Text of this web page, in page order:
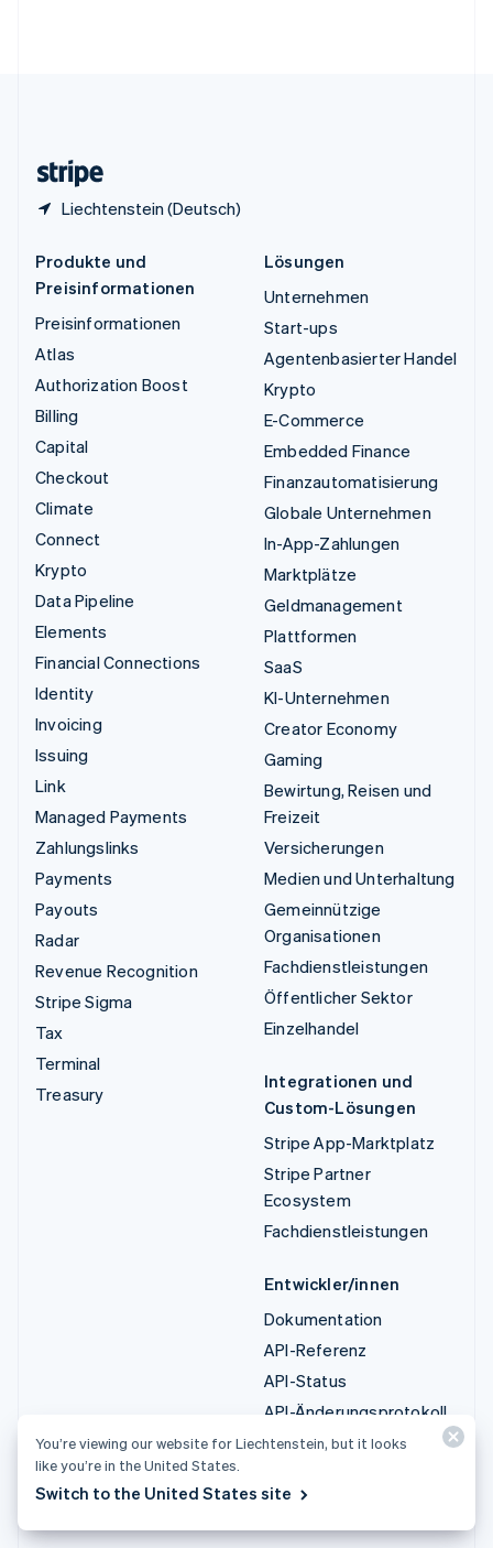
Liechtenstein (Deutsch)
Produkte und
Preisinformationen
Preisinformationen
Atlas
Authorization Boost
Billing
Capital
Checkout
Climate
Connect
Krypto
Data Pipeline
Elements
Financial Connections
Identity
Invoicing
Issuing
Link
Managed Payments
Zahlungslinks
Payments
Payouts
Radar
Revenue Recognition
Stripe Sigma
Tax
Terminal
Treasury
Lösungen
Unternehmen
Start-ups
Agentenbasierter Handel
Krypto
E-Commerce
Embedded Finance
Finanzautomatisierung
Globale Unternehmen
In-App-Zahlungen
Marktplätze
Geldmanagement
Plattformen
SaaS
KI-Unternehmen
Creator Economy
Gaming
Bewirtung, Reisen und
Freizeit
Versicherungen
Medien und Unterhaltung
Gemeinnützige
Organisationen
Fachdienstleistungen
Öffentlicher Sektor
Einzelhandel
Integrationen und
Custom-Lösungen
Stripe App-Marktplatz
Stripe Partner
Ecosystem
Fachdienstleistungen
Entwickler/innen
Dokumentation
API-Referenz
API-Status
API-Änderungsprotokoll
Bibliotheken und SDKs
Entwickler-Blog
You’re viewing our website for Liechtenstein, but it looks
like you’re in the United States.
Switch to the United States site